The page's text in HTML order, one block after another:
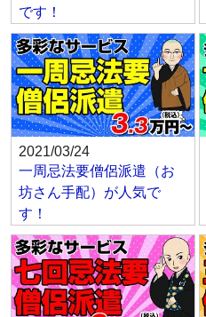
です！
2021/03/24
一周忌法要僧侶派遣（お
坊さん手配）が人気で
す！